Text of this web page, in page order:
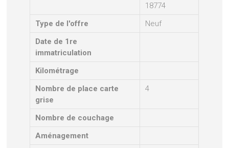
18774
Type de l'offre
Neuf
Date de 1re
immatriculation
Kilométrage
Nombre de place carte
grise
4
Nombre de couchage
Aménagement